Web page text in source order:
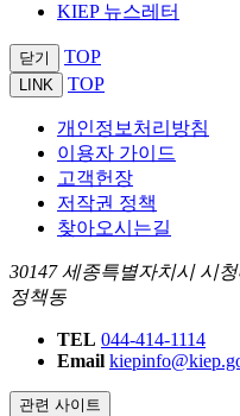
KIEP 뉴스레터
닫기 TOP
LINK TOP
개인정보처리방침
이용자 가이드
고객헌장
저작권 정책
찾아오시는길
30147 세종특별자치시 시
정책동
TEL 044-414-1114
Email
관련 사이트